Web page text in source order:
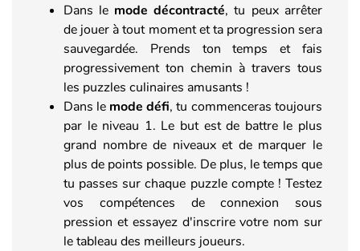
Dans le mode décontracté, tu peux arrêter
de jouer à tout moment et ta progression sera
sauvegardée. Prends ton temps et fais
progressivement ton chemin à travers tous
les puzzles culinaires amusants !
Dans le mode défi, tu commenceras toujours
par le niveau 1. Le but est de battre le plus
grand nombre de niveaux et de marquer le
plus de points possible. De plus, le temps que
tu passes sur chaque puzzle compte ! Testez
vos compétences de connexion sous
pression et essayez d'inscrire votre nom sur
le tableau des meilleurs joueurs.